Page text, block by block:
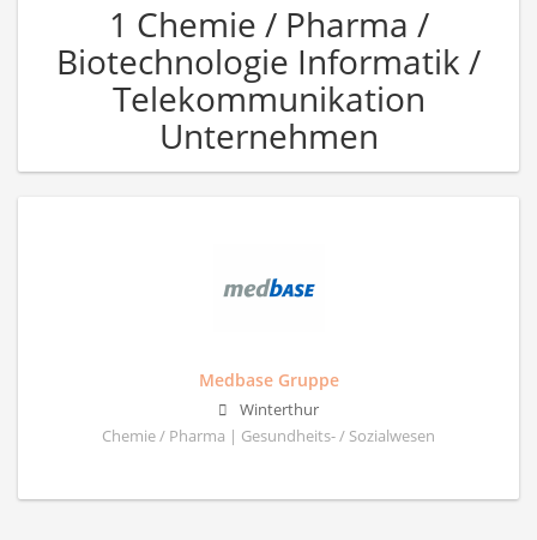
1 Chemie / Pharma /
Biotechnologie Informatik /
Telekommunikation
Unternehmen
Medbase Gruppe
Winterthur
Chemie / Pharma | Gesundheits- / Sozialwesen